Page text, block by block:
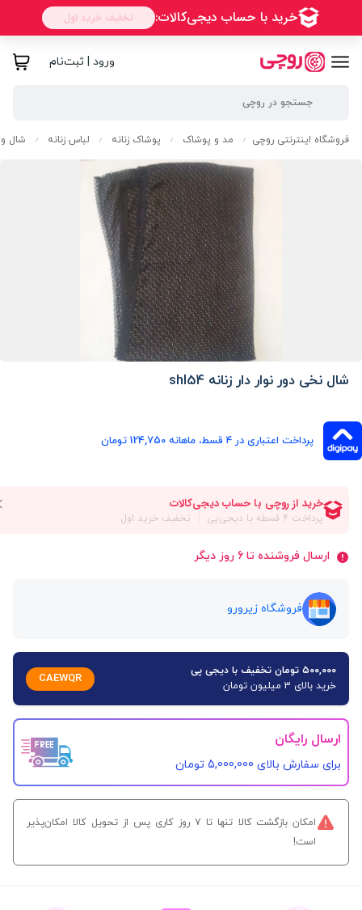
ورود | ثبت‌نام
فروشگاه اینترنتی روچی / مد و پوشاک / پوشاک زنانه / لباس زنانه / شال و
شال نخی دور نوار دار زنانه shl54
پرداخت اعتباری در ۴ قسط، ماهانه 124,750 تومان
ارسال فروشنده تا 6 روز دیگر
فروشگاه زیرورو
۵۰۰,۰۰۰ تومان تخفیف با دیجی پی
خرید بالای 3 میلیون تومان
CAEWQR
ارسال رایگان
برای سفارش‌ بالای 5,000,000 تومان
امکان بازگشت کالا تنها تا ۷ روز کاری پس از تحویل کالا امکان‌پذیر
است!